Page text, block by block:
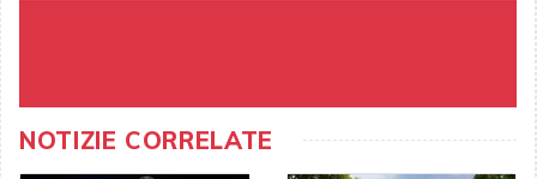
NOTIZIE CORRELATE